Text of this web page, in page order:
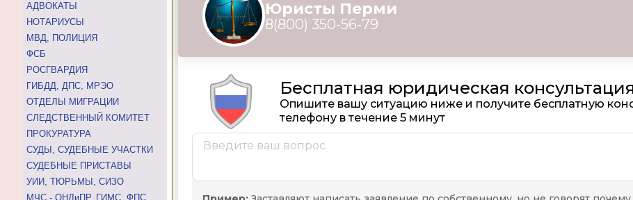
АДВОКАТЫ
НОТАРИУСЫ
МВД, ПОЛИЦИЯ
ФСБ
РОСГВАРДИЯ
ГИБДД, ДПС, МРЭО
ОТДЕЛЫ МИГРАЦИИ
СЛЕДСТВЕННЫЙ КОМИТЕТ
ПРОКУРАТУРА
СУДЫ, СУДЕБНЫЕ УЧАСТКИ
СУДЕБНЫЕ ПРИСТАВЫ
УИИ, ТЮРЬМЫ, СИЗО
МЧС - ОНДиПР, ГИМС, ФПС